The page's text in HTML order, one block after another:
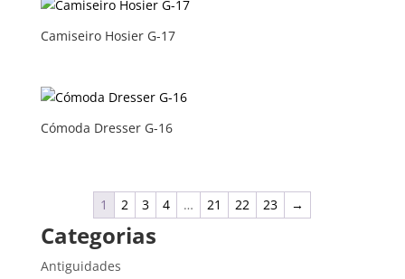
Camiseiro Hosier G-17
Cómoda Dresser G-16
1 2 3 4 … 21 22 23 →
Categorias
Antiguidades